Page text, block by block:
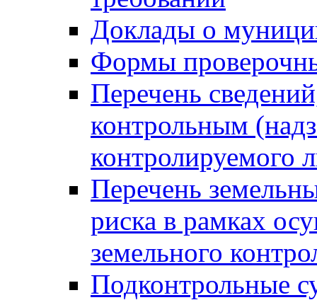
Доклады о
Формы
Перечень
контрольным
контролируемого
Перечень
риска в рамках
земельного
Подконтрольные